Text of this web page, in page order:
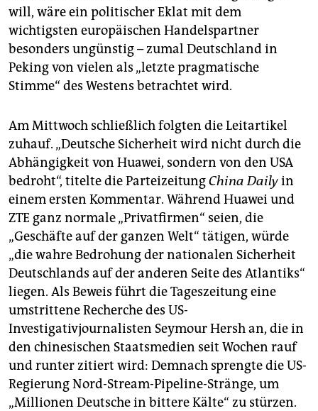
will, wäre ein politischer Eklat mit dem
wichtigsten europäischen Handelspartner
besonders ungünstig – zumal Deutschland in
Peking von vielen als „letzte pragmatische
Stimme“ des Westens betrachtet wird.
Am Mittwoch schließlich folgten die Leitartikel
zuhauf. „Deutsche Sicherheit wird nicht durch die
Abhängigkeit von Huawei, sondern von den USA
bedroht“, titelte die ParteizeitungChina Dailyin
einem ersten Kommentar. Während Huawei und
ZTE ganz normale „Privatfirmen“ seien, die
„Geschäfte auf der ganzen Welt“ tätigen, würde
„die wahre Bedrohung der nationalen Sicherheit
Deutschlands auf der anderen Seite des Atlantiks“
liegen. Als Beweis führt die Tageszeitung eine
umstrittene Recherche des US-
Investigativjournalisten Seymour Hersh an, die in
den chinesischen Staatsmedien seit Wochen rauf
und runter zitiert wird: Demnach sprengte die US-
Regierung Nord-Stream-Pipeline-Stränge, um
„Millionen Deutsche in bittere Kälte“ zu stürzen.